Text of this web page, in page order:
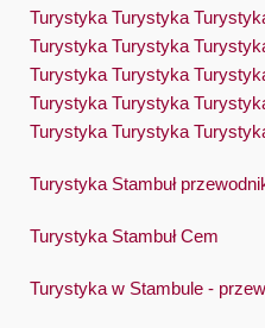
Український
Việt
Turystyka Turystyka
Turystyka Turystyka
Turystyka Turystyka
Turystyka Turystyka
Turystyka Turystyka
Turystyka Stambuł
Turystyka Stambuł Cem
Turystyka w Stambule -